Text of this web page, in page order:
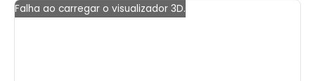
Falha ao carregar o visualizador 3D.